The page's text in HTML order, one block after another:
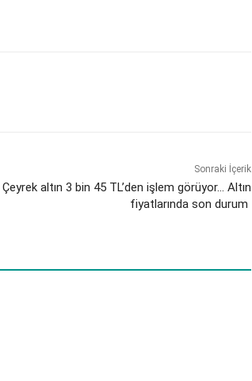
Sonraki İçerik
Çeyrek altın 3 bin 45 TL’den işlem görüyor… Altın
fiyatlarında son durum